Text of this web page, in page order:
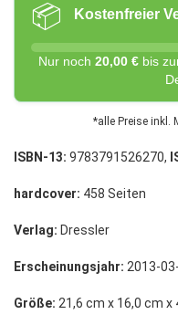
📦 Kostenfreier
Nur noch 20,00 € bis
*alle Preise inkl.
ISBN-13: 9783791526270,
hardcover: 458 Seiten
Verlag: Dressler
Erscheinungsjahr: 2013-
Größe: 21,6 cm x 16,0 cm x